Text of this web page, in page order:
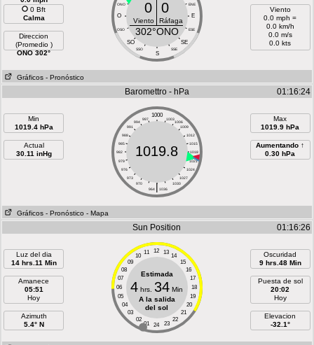
0 Bft
Calma
Direccion
(Promedio )
ONO 302°
O E
SO
SE
S
ONO ENE
OSO ESE
SSO SSE
0 0
Viento Ráfaga
302°ONO
Viento
0.0 mph =
0.0 km/h
0.0 m/s
0.0 kts
Gráficos - Pronóstico
Baromettro - hPa 01:16:24
Min
1019.4 hPa
Actual
30.11 inHg
1000
991 1009
982 1018
973 1027
997 1003
994 1006
988
1012
985
1015
979
1021
976
1024
970
1030
964
1036
|
1019.8
Max
1019.9 hPa
Aumentando ↑
0.30 hPa
Gráficos - Pronóstico - Mapa
Sun Position 01:16:26
Luz del dia
14 hrs.11 Min
Amanece
05:51
Hoy
Azimuth
5.4° N
12
11 13
10
14
09
15
08
16
07
17
06
18
05
19
04
20
03
21
02
22
01 23
24
Estimada
4 hrs. 34 Min
A la salida
del sol
Oscuridad
9 hrs.48 Min
Puesta de sol
20:02
Hoy
Elevacion
-32.1°